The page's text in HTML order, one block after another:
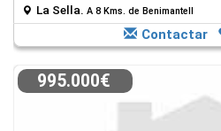
La Sella. A 8 Kms. de Benimantell
Contactar
995.000€